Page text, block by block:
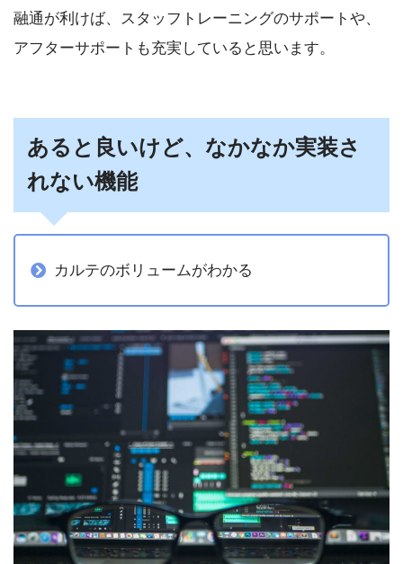
融通が利けば、スタッフトレーニングのサポートや、
アフターサポートも充実していると思います。
あると良いけど、なかなか実装さ
れない機能
カルテのボリュームがわかる